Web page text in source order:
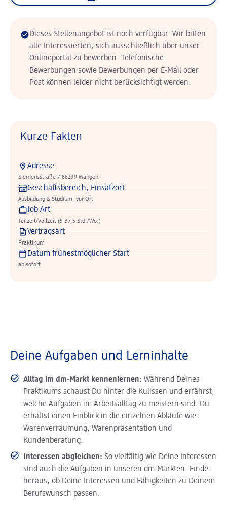
Dieses Stellenangebot ist noch verfügbar. Wir bitten
alle Interessierten, sich ausschließlich über unser
Onlineportal zu bewerben. Telefonische
Bewerbungen sowie Bewerbungen per E-Mail oder
Post können leider nicht berücksichtigt werden.
Kurze Fakten
Adresse
Siemensstraße 7 88239 Wangen
Geschäftsbereich, Einsatzort
Ausbildung & Studium, vor Ort
Job Art
Teilzeit/Vollzeit (5-37,5 Std./Wo.)
Vertragsart
Praktikum
Datum frühestmöglicher Start
ab sofort
Deine Aufgaben und Lerninhalte
Alltag im dm-Markt kennenlernen: Während Deines
Praktikums schaust Du hinter die Kulissen und erfährst,
welche Aufgaben im Arbeitsalltag zu meistern sind. Du
erhältst einen Einblick in die einzelnen Abläufe wie
Warenverräumung, Warenpräsentation und
Kundenberatung.
Interessen abgleichen: So vielfältig wie Deine Interessen
sind auch die Aufgaben in unseren dm-Märkten. Finde
heraus, ob Deine Interessen und Fähigkeiten zu Deinem
Berufswunsch passen.